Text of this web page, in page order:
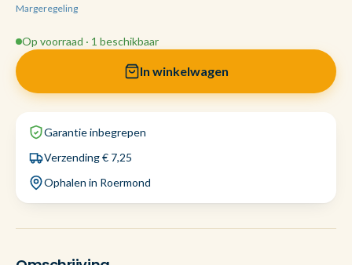
Margeregeling
Op voorraad · 1 beschikbaar
In winkelwagen
Garantie inbegrepen
Verzending € 7,25
Ophalen in Roermond